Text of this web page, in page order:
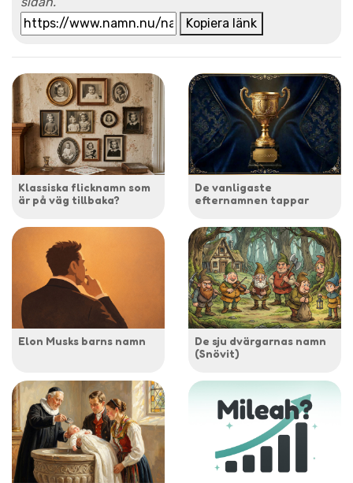
Kopiera länk
Klassiska flicknamn som
är på väg tillbaka?
De vanligaste
efternamnen tappar
Elon Musks barns namn
De sju dvärgarnas namn
(Snövit)